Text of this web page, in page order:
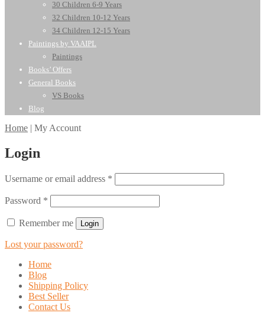
30 Children 6-9 Years
32 Children 10-12 Years
34 Children 12-15 Years
Paintings by VAAIPL
Paintings
Books’ Offers
General Books
VS Books
Blog
Home | My Account
Login
Username or email address *
Password *
Remember me
Lost your password?
Home
Blog
Shipping Policy
Best Seller
Contact Us